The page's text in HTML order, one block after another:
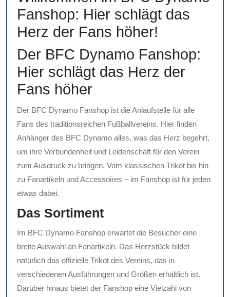
Fanshop: Hier schlägt das
Herz der Fans höher!
Der BFC Dynamo Fanshop:
Hier schlägt das Herz der
Fans höher
Der BFC Dynamo Fanshop ist die Anlaufstelle für alle
Fans des traditionsreichen Fußballvereins. Hier finden
Anhänger des BFC Dynamo alles, was das Herz begehrt,
um ihre Verbundenheit und Leidenschaft für den Verein
zum Ausdruck zu bringen. Vom klassischen Trikot bis hin
zu Fanartikeln und Accessoires – im Fanshop ist für jeden
etwas dabei.
Das Sortiment
Im BFC Dynamo Fanshop erwartet die Besucher eine
breite Auswahl an Fanartikeln. Das Herzstück bildet
natürlich das offizielle Trikot des Vereins, das in
verschiedenen Ausführungen und Größen erhältlich ist.
Darüber hinaus bietet der Fanshop eine Vielzahl von